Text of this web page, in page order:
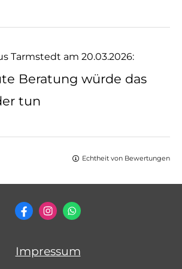
Tarmstedt am 20.03.2026:
Beratung würde das
tun
Echtheit von Bewertungen
Impressum